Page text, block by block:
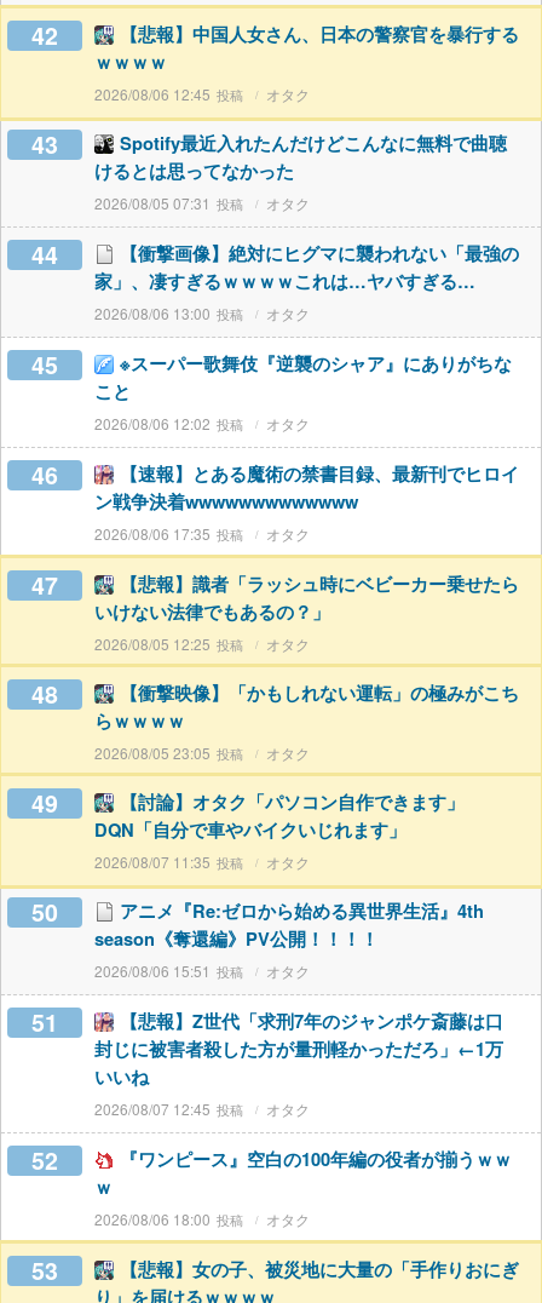
42
【悲報】中国人女さん、日本の警察官を暴行する
ｗｗｗｗ
2026/08/06 12:45 オタク
43
Spotify最近入れたんだけどこんなに無料で曲聴
けるとは思ってなかった
2026/08/05 07:31 オタク
44
【衝撃画像】絶対にヒグマに襲われない「最強の
家」、凄すぎるｗｗｗｗこれは…ヤバすぎる…
2026/08/06 13:00 オタク
45
※スーパー歌舞伎『逆襲のシャア』にありがちな
こと
2026/08/06 12:02 オタク
46
【速報】とある魔術の禁書目録、最新刊でヒロイ
ン戦争決着wwwwwwwwwwwww
2026/08/06 17:35 オタク
47
【悲報】識者「ラッシュ時にベビーカー乗せたら
いけない法律でもあるの？」
2026/08/05 12:25 オタク
48
【衝撃映像】「かもしれない運転」の極みがこち
らｗｗｗｗ
2026/08/05 23:05 オタク
49
【討論】オタク「パソコン自作できます」
DQN「自分で車やバイクいじれます」
2026/08/07 11:35 オタク
50
アニメ『Re:ゼロから始める異世界生活』4th
season《奪還編》PV公開！！！！
2026/08/06 15:51 オタク
51
【悲報】Z世代「求刑7年のジャンポケ斎藤は口
封じに被害者殺した方が量刑軽かっただろ」←1万
いいね
2026/08/07 12:45 オタク
52
『ワンピース』空白の100年編の役者が揃うｗｗ
ｗ
2026/08/06 18:00 オタク
53
【悲報】女の子、被災地に大量の「手作りおにぎ
り」を届けるｗｗｗｗ